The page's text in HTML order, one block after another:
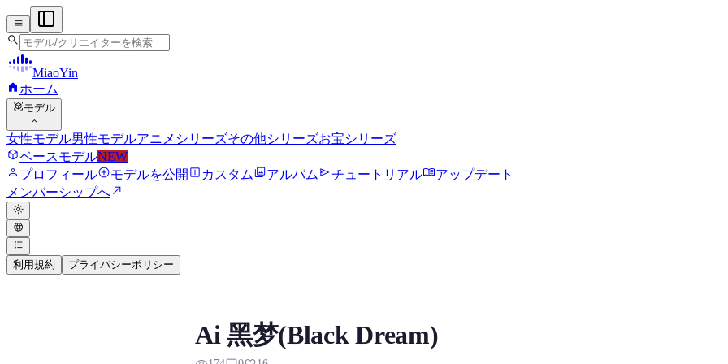
menu
search
MiaoYin
home ホーム
view_in_arモデル
expand_more
女性モデル男性モデルアニメシリーズその他シリーズお宝シリーズ
deployed_codeベースモデルNEW
person プロフィールadd_circleモデルを公開 assessment カスタムphoto_libraryアルバム sendチュートリアルmenu_bookアップデート
メンバーシップへnorth_east
light_mode
language
format_list_bulleted
利用規約 プライバシーポリシー
Black Dream RVCボイスモデルの試聴、モデル詳細、ダウンロード情報をMiaoYinで確認できます
Ai 黑梦(Black Dream)